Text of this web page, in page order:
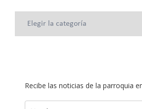
Recibe las noticias de la parroquia